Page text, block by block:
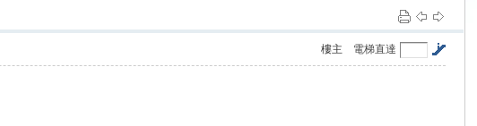
電梯直達
樓主